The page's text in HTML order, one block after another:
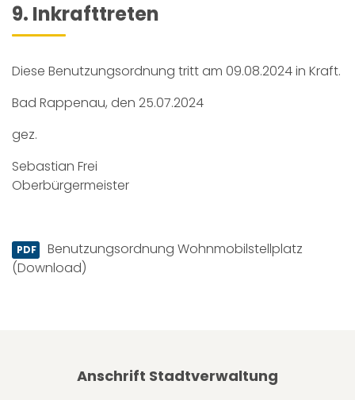
9. Inkrafttreten
Diese Benutzungsordnung tritt am 09.08.2024 in Kraft.
Bad Rappenau, den 25.07.2024
gez.
Sebastian Frei
Oberbürgermeister
Benutzungsordnung Wohnmobilstellplatz
(Download)
Anschrift Stadtverwaltung